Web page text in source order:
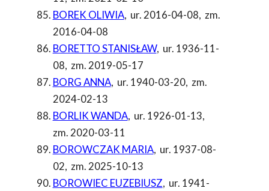
BOREK OLIWIA, ur. 2016-04-08, zm.
2016-04-08
BORETTO STANISŁAW, ur. 1936-11-
08, zm. 2019-05-17
BORG ANNA, ur. 1940-03-20, zm.
2024-02-13
BORLIK WANDA, ur. 1926-01-13,
zm. 2020-03-11
BOROWCZAK MARIA, ur. 1937-08-
02, zm. 2025-10-13
BOROWIEC EUZEBIUSZ, ur. 1941-